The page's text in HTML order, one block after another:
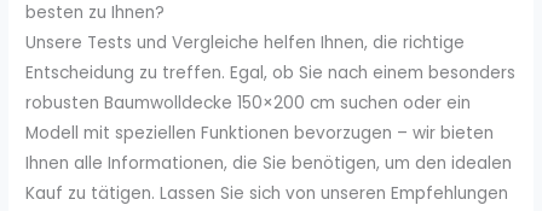
besten zu Ihnen?
Unsere Tests und Vergleiche helfen Ihnen, die richtige
Entscheidung zu treffen. Egal, ob Sie nach einem besonders
robusten Baumwolldecke 150×200 cm suchen oder ein
Modell mit speziellen Funktionen bevorzugen – wir bieten
Ihnen alle Informationen, die Sie benötigen, um den idealen
Kauf zu tätigen. Lassen Sie sich von unseren Empfehlungen